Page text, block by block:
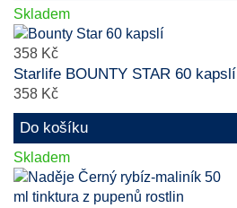
Skladem
358 Kč
Starlife BOUNTY STAR 60 kapslí
358 Kč
Do košíku
Skladem